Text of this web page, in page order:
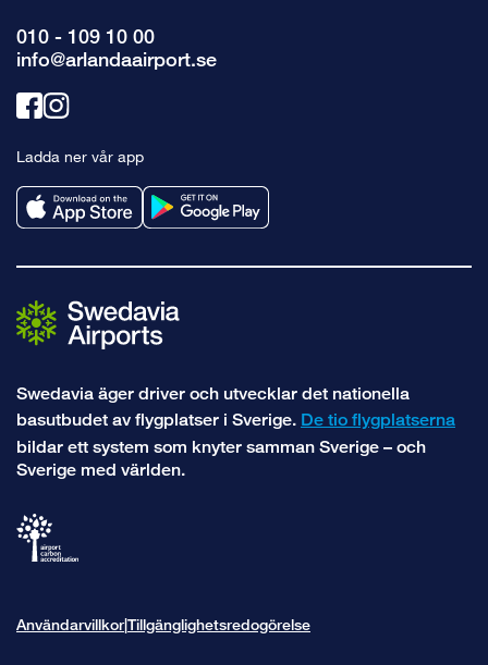
010 - 109 10 00
info@arlandaairport.se
Länk
facebook
Länk
instagram
Ladda ner vår app
Swedavia äger driver och utvecklar det nationella
basutbudet av flygplatser i Sverige. De tio flygplatserna
bildar ett system som knyter samman Sverige – och
Sverige med världen.
Användarvillkor|Tillgänglighetsredogörelse